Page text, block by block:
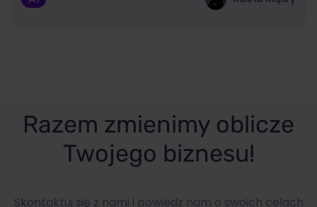
Razem zmienimy oblicze
Twojego biznesu!
Skontaktuj się z nami i powiedz nam o swoich celach